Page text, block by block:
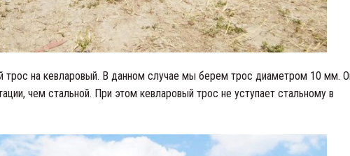
трос на кевларовый. В данном случае мы берем трос диаметром 10 мм.
чем стальной. При этом кевларовый трос не уступает стальному в